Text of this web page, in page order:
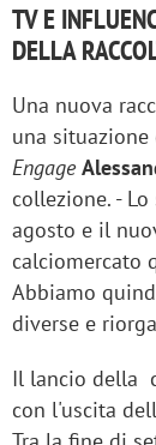
TV E
DELLA
Una nuova
una
Engage
collezione. -
agosto e il
calciomercato
Abbiamo
diverse e
Il lancio della
con l'uscita